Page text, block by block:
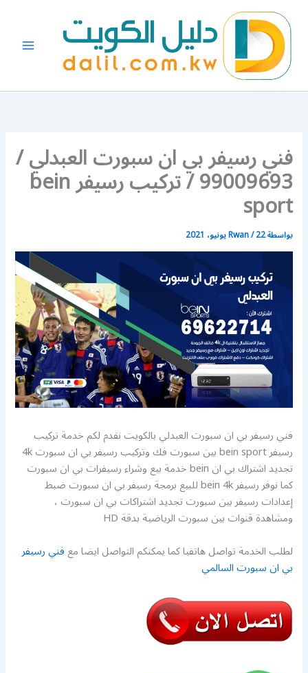
المحتوى
فني رسيفر بي ان سبورت العبدلي /
99009693 / تركيب رسيفر bein
sport
بواسطة Rwan/22 يونيو، 2021
فني رسيفر بي ان سبورت العبدلي بالكويت نقدم لكم خدمة تركيب
رسيفر bein sport بين سبورت فك وتركيب رسيفر بي ان سبورت 4k
تجديد اشتراك بي ان bein خدمة بيع وشراء رسيفرات بي ان سبورت
كما نوفر رسيفر bein 4k للبيع برمجة رسيفر بي ان سبورت ضبط
إعدادات رسيفر بين سبورت تجديد اشتراكات بي ان سبورت ،
ومشاهدة قنوات بين سبورت الرياضية بدقة HD
لطلب الخدمة تواصل هاتفيا كما يمكنكم التواصل ايضا معفني رسيفر
بي ان سبورت السالمي